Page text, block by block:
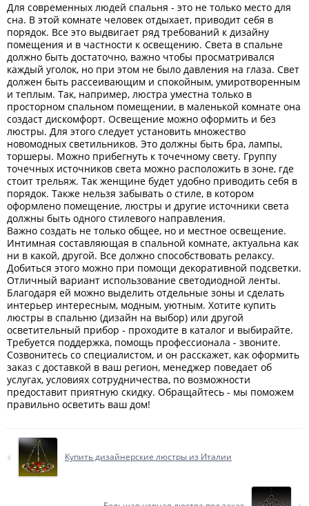
Для современных людей спальня - это не только место для
сна. В этой комнате человек отдыхает, приводит себя в
порядок. Все это выдвигает ряд требований к дизайну
помещения и в частности к освещению. Света в спальне
должно быть достаточно, важно чтобы просматривался
каждый уголок, но при этом не было давления на глаза. Свет
должен быть рассеивающим и спокойным, умиротворенным
и теплым. Так, например, люстра уместна только в
просторном спальном помещении, в маленькой комнате она
создаст дискомфорт. Освещение можно оформить и без
люстры. Для этого следует установить множество
новомодных светильников. Это должны быть бра, лампы,
торшеры. Можно прибегнуть к точечному свету. Группу
точечных источников света можно расположить в зоне, где
стоит трельяж. Так женщине будет удобно приводить себя в
порядок. Также нельзя забывать о стиле, в котором
оформлено помещение, люстры и другие источники света
должны быть одного стилевого направления.
Важно создать не только общее, но и местное освещение.
Интимная составляющая в спальной комнате, актуальна как
ни в какой, другой. Все должно способствовать релаксу.
Добиться этого можно при помощи декоративной подсветки.
Отличный вариант использование светодиодной ленты.
Благодаря ей можно выделить отдельные зоны и сделать
интерьер интересным, модным, уютным. Хотите купить
люстры в спальню (дизайн на выбор) или другой
осветительный прибор - проходите в каталог и выбирайте.
Требуется поддержка, помощь профессионала - звоните.
Созвонитесь со специалистом, и он расскажет, как оформить
заказ с доставкой в ваш регион, менеджер поведает об
услугах, условиях сотрудничества, по возможности
предоставит приятную скидку. Обращайтесь - мы поможем
правильно осветить ваш дом!
Купить дизайнерские люстры из Италии